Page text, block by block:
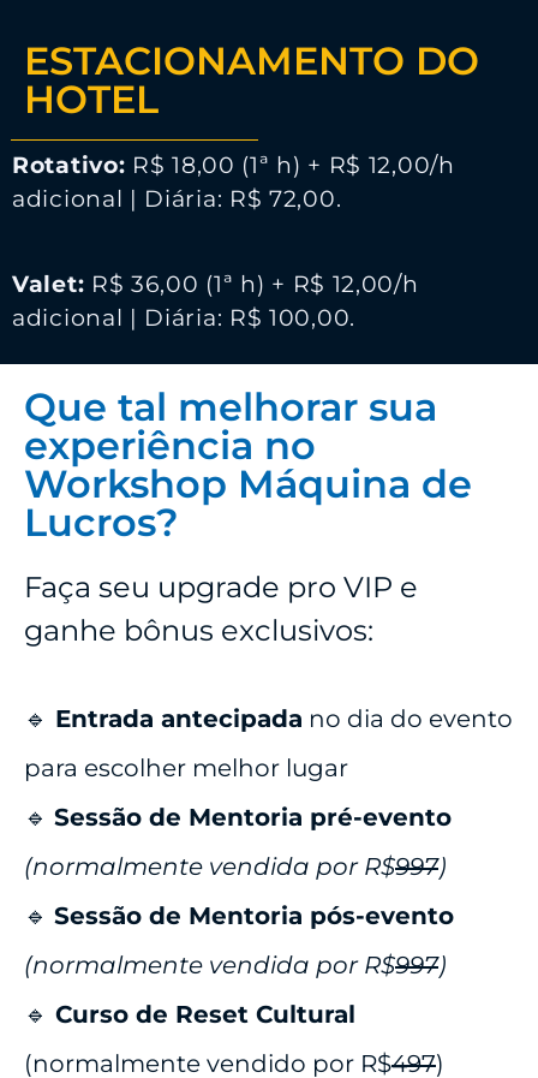
ESTACIONAMENTO DO
HOTEL
Rotativo: R$ 18,00 (1ª h) + R$ 12,00/h
adicional | Diária: R$ 72,00.
Valet: R$ 36,00 (1ª h) + R$ 12,00/h
adicional | Diária: R$ 100,00.
Que tal melhorar sua
experiência no
Workshop Máquina de
Lucros?
Faça seu upgrade pro VIP e
ganhe bônus exclusivos:
🔹 Entrada antecipada no dia do evento
para escolher melhor lugar
🔹 Sessão de Mentoria pré-evento
(normalmente vendida por R$997)
🔹 Sessão de Mentoria pós-evento
(normalmente vendida por R$997)
🔹 Curso de Reset Cultural
(normalmente vendido por R$497)